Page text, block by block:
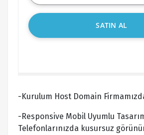
SATIN AL
-Kurulum Host Domain
-Responsive Mobil Uyumlu
Telefonlarınızda kusursuz